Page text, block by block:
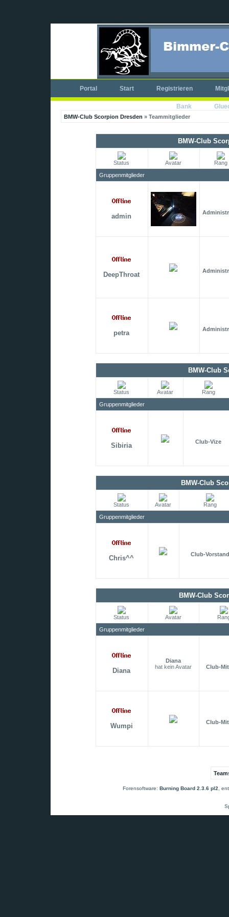
Portal Start Registrieren
Bank
BMW-Club Scorpion Dresden » Teammitglieder
BMW-Club
Status Avatar
Rang
Gruppenmitglieder
admin
DeepThroat
petra
BMW-Club
Status Avatar
Rang
Gruppenmitglieder
Sibiria Club-Vize
BMW-Club
Status Avatar
Rang
Gruppenmitglieder
Chris^^ Club-Vorstand
BMW-Club
Status Avatar
Gruppenmitglieder
Diana
Diana
hat kein Avatar
Club-
Wumpi Club-
Forensoftware: Burning Board 2.3.6 pl2 ,